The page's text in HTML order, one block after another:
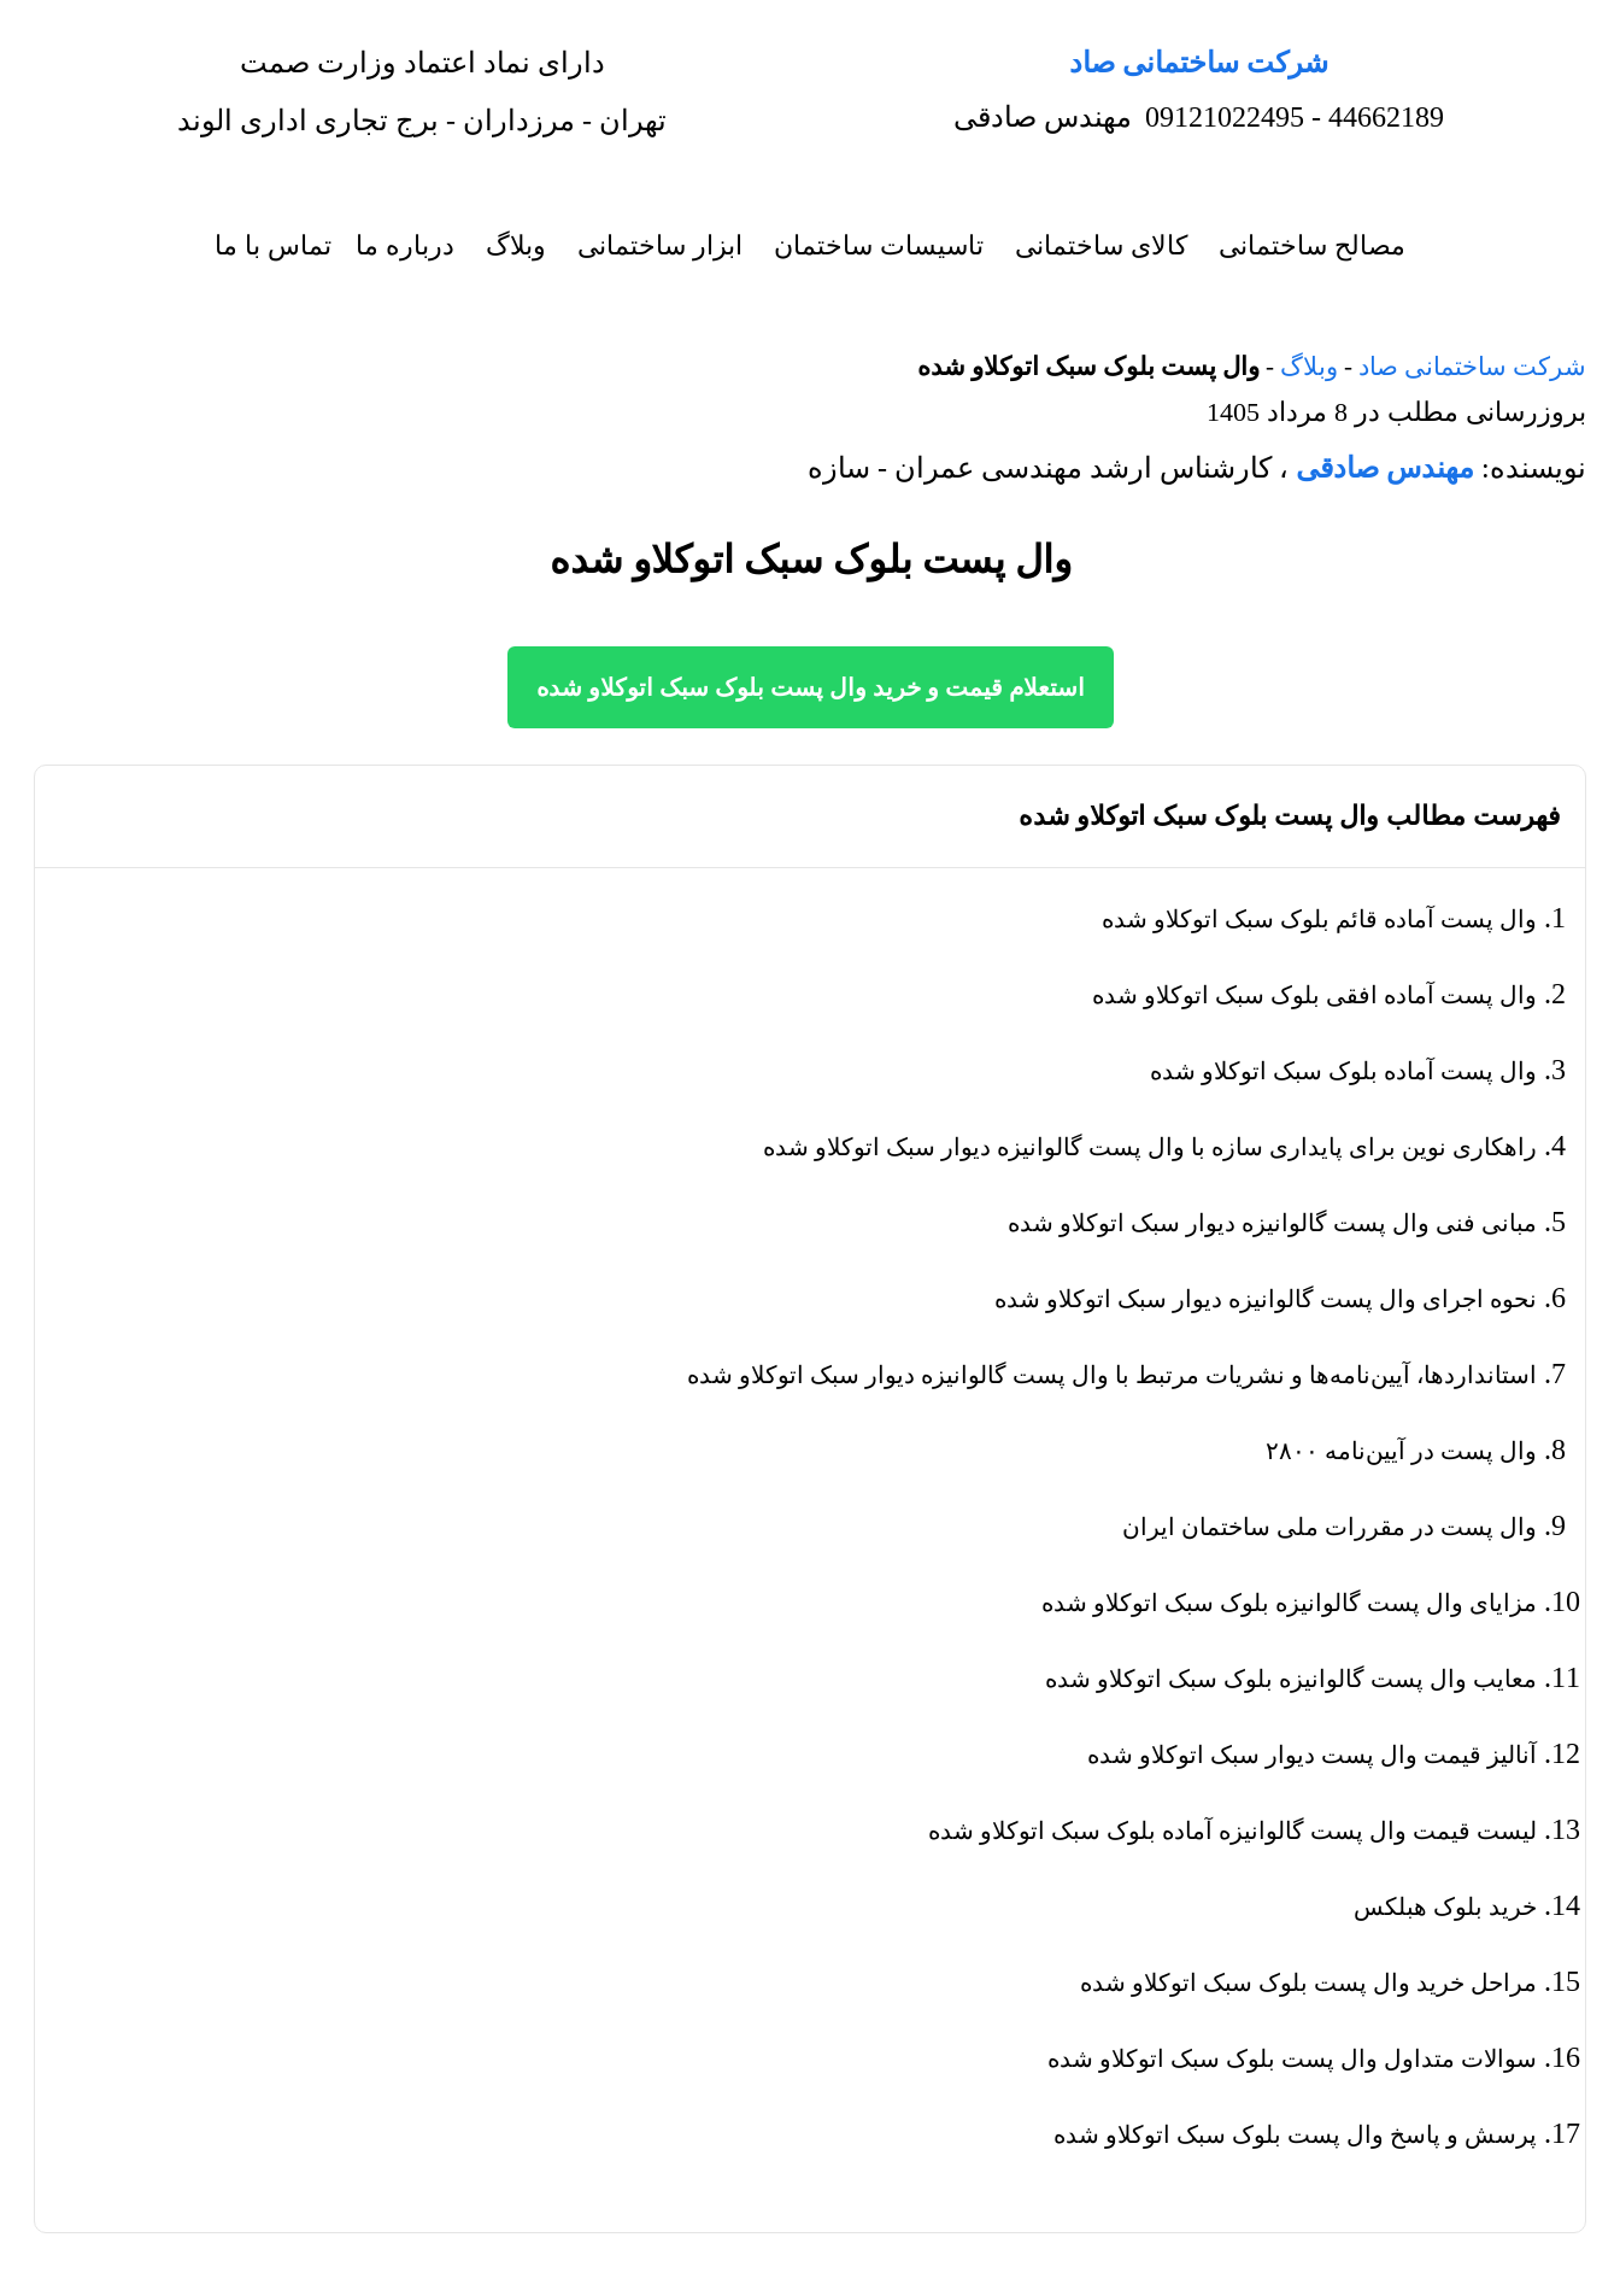
شرکت ساختمانی صاد
دارای نماد اعتماد وزارت صمت
44662189
-
09121022495 مهندس صادقی تهران - مرزداران - برج تجاری اداری الوند
مصالح ساختمانی کالای ساختمانی تاسیسات ساختمان ابزار ساختمانی وبلاگ درباره ما تماس با ما
شرکت ساختمانی صاد - وبلاگ - وال پست بلوک سبک اتوکلاو شده
بروزرسانی مطلب در 8 مرداد 1405
نویسنده: مهندس صادقی ،کارشناس ارشد مهندسی عمران - سازه
وال پست بلوک سبک اتوکلاو شده
استعلام قیمت و خرید وال پست بلوک سبک اتوکلاو شده
فهرست مطالب وال پست بلوک سبک اتوکلاو شده
وال پست آماده قائم بلوک سبک اتوکلاو شده
وال پست آماده افقی بلوک سبک اتوکلاو شده
وال پست آماده بلوک سبک اتوکلاو شده
راهکاری نوین برای پایداری سازه با وال پست گالوانیزه دیوار سبک اتوکلاو شده
مبانی فنی وال پست گالوانیزه دیوار سبک اتوکلاو شده
نحوه اجرای وال پست گالوانیزه دیوار سبک اتوکلاو شده
استانداردها، آیین‌نامه‌ها و نشریات مرتبط با وال پست گالوانیزه دیوار سبک اتوکلاو شده
وال پست در آیین‌نامه ۲۸۰۰
وال پست در مقررات ملی ساختمان ایران
مزایای وال پست گالوانیزه بلوک سبک اتوکلاو شده
معایب وال پست گالوانیزه بلوک سبک اتوکلاو شده
آنالیز قیمت وال پست دیوار سبک اتوکلاو شده
لیست قیمت وال پست گالوانیزه آماده بلوک سبک اتوکلاو شده
خرید بلوک هبلکس
مراحل خرید وال پست بلوک سبک اتوکلاو شده
سوالات متداول وال پست بلوک سبک اتوکلاو شده
پرسش و پاسخ وال پست بلوک سبک اتوکلاو شده